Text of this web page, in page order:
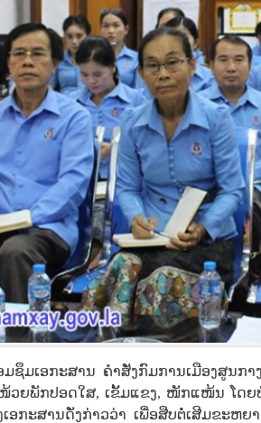
ມຊຶມເອກະສານ ຄຳສັ່ງກົມການເມືອງສູນກ
ວຍພັກປອດໃສ, ເຂັ້ມແຂງ, ໜັກແໜ້ນ ໂດຍ
ອກະສານດັ່ງກ່າວວ່າ ເພື່ອສືບຕໍ່ເສີມຂະຫ